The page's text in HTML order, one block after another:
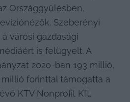
Országgyűlésben,
Szeberényi
városi gazdasági
is felügyelt. A
2020-ban 193 millió,
millió forinttal támogatta a
KTV Nonprofit Kft.